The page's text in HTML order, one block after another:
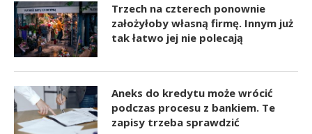
Trzech na czterech ponownie
założyłoby własną firmę. Innym już
tak łatwo jej nie polecają
Aneks do kredytu może wrócić
podczas procesu z bankiem. Te
zapisy trzeba sprawdzić